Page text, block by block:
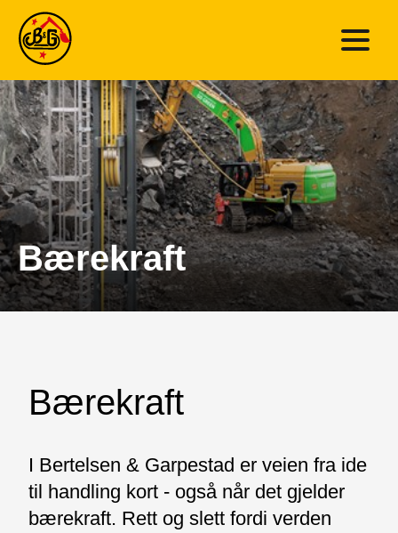
Bærekraft
Bærekraft
I Bertelsen & Garpestad er veien fra ide
til handling kort - også når det gjelder
bærekraft. Rett og slett fordi verden